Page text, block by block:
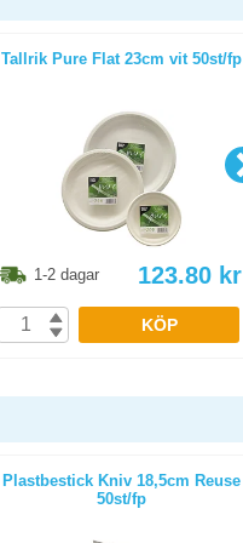
Tallrik Pure Flat 23cm vit 50st/fp
1-2 dagar 123.80 kr
KÖP
Plastbestick Kniv 18,5cm Reuse
50st/fp